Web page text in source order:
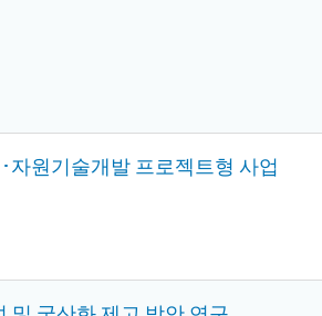
자원기술개발 프로젝트형 사업